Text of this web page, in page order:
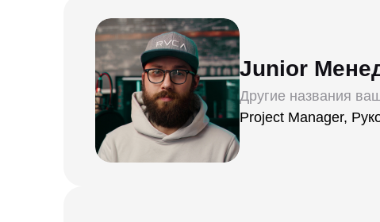
Junior
Другие названия
Project Manager,